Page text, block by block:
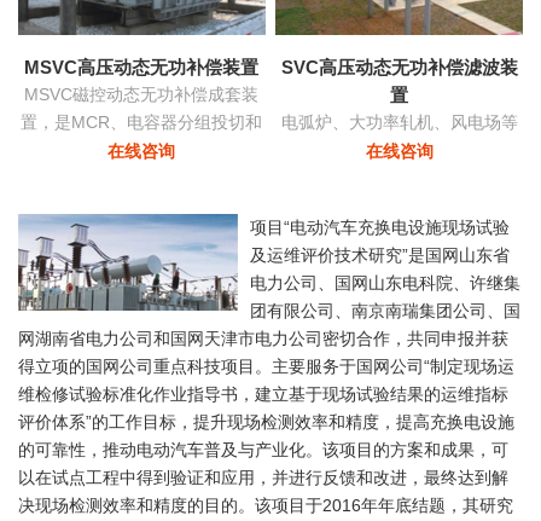
MSVC高压动态无功补偿装置
MSVC磁控动态无功补偿成套装
置，是MCR、电容器分组投切和
变压器有载调压功能为一体的无
在线咨询
SVC高压动态无功补偿滤波装
置
电弧炉、大功率轧机、风电场等
负荷由于其非线性及冲击性导致
快速响应及动态补偿的功能。
在线咨询
项目“电动汽车充换电设施现场试验
及运维评价技术研究”是国网山东省
电力公司、国网山东电科院、许继集
团有限公司、南京南瑞集团公司、国
网湖南省电力公司和国网天津市电力公司密切合作，共同申报并获
得立项的国网公司重点科技项目。主要服务于国网公司“制定现场运
维检修试验标准化作业指导书，建立基于现场试验结果的运维指标
评价体系”的工作目标，提升现场检测效率和精度，提高充换电设施
的可靠性，推动电动汽车普及与产业化。该项目的方案和成果，可
以在试点工程中得到验证和应用，并进行反馈和改进，最终达到解
决现场检测效率和精度的目的。该项目于2016年年底结题，其研究